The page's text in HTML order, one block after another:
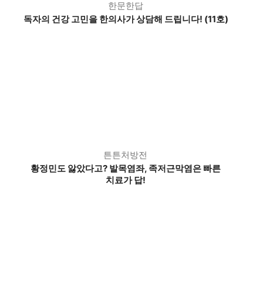
한문한답
독자의 건강 고민을 한의사가 상담해 드립니다! (11호)
튼튼처방전
황정민도 앓았다고? 발목염좌, 족저근막염은 빠른
치료가 답!